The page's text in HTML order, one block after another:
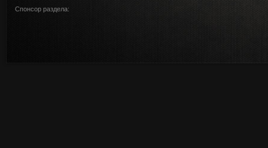
Спонсор раздела: